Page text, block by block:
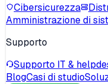
Cibersicurezza
Amministrazione di
Supporto
Supporto IT &
BlogCasi di studio